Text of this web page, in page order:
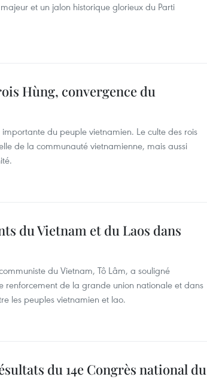
et un jalon historique glorieux du Parti
Hùng, convergence du
du peuple vietnamien. Le culte des rois
de la communauté vietnamienne, mais aussi
du Vietnam et du Laos dans
du Vietnam, Tô Lâm, a souligné
renforcement de la grande union nationale et dans
les peuples vietnamien et lao.
du 14e Congrès national du